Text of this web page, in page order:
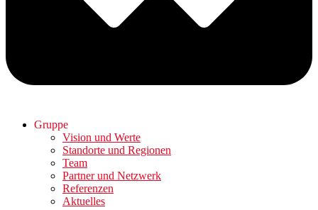
Gruppe
Vision und Werte
Standorte und Regionen
Team
Partner und Netzwerk
Referenzen
Aktuelles